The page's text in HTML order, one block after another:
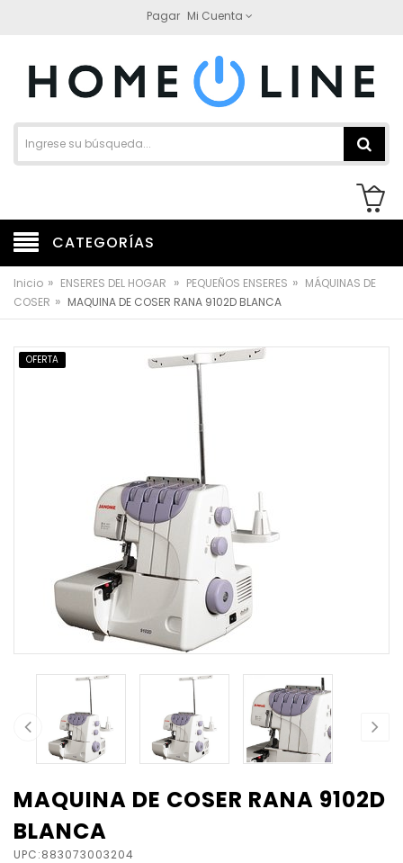
Pagar Mi Cuenta
CATEGORÍAS
Inicio » ENSERES DEL HOGAR » PEQUEÑOS ENSERES » MÁQUINAS DE
COSER » MAQUINA DE COSER RANA 9102D BLANCA
OFERTA
MAQUINA DE COSER RANA 9102D
BLANCA
UPC:883073003204